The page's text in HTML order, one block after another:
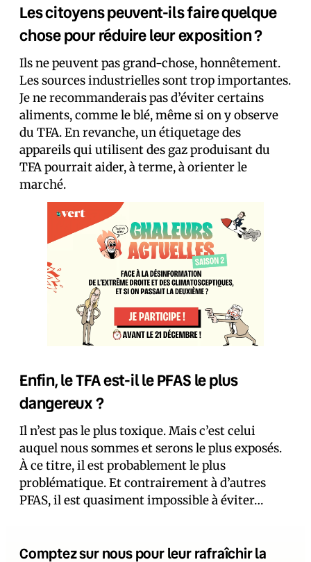
Les citoyens peuvent-ils faire quelque
chose pour réduire leur exposition ?
Ils ne peuvent pas grand-chose, honnêtement.
Les sources industrielles sont trop importantes.
Je ne recommanderais pas d’éviter certains
aliments, comme le blé, même si on y observe
du TFA. En revanche, un étiquetage des
appareils qui utilisent des gaz produisant du
TFA pourrait aider, à terme, à orienter le
marché.
Enfin, le TFA est-il le PFAS le plus
dangereux ?
Il n’est pas le plus toxique. Mais c’est celui
auquel nous sommes et serons le plus exposés.
À ce titre, il est probablement le plus
problématique. Et contrairement à d’autres
PFAS, il est quasiment impossible à éviter…
Comptez sur nous pour leur rafraîchir la